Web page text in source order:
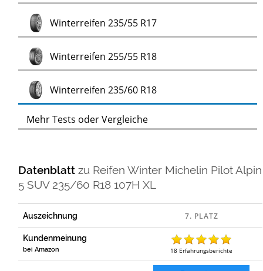
Winterreifen 235/55 R17Test
Winterreifen 255/55 R18Test
Winterreifen 235/60 R18Test
Mehr Tests oder Vergleiche
Datenblattzu Reifen Winter Michelin Pilot Alpin
5 SUV 235/60 R18 107H XL
Auszeichnung
Kundenmeinung
bei Amazon 18 Erfahrungsberichte